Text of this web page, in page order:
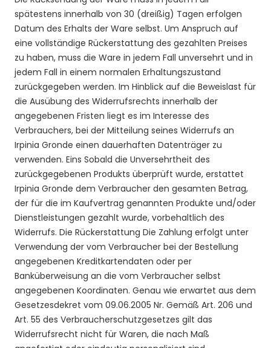
spätestens innerhalb von 30 (dreißig) Tagen erfolgen
Datum des Erhalts der Ware selbst. Um Anspruch auf
eine vollständige Rückerstattung des gezahlten Preises
zu haben, muss die Ware in jedem Fall unversehrt und in
jedem Fall in einem normalen Erhaltungszustand
zurückgegeben werden. Im Hinblick auf die Beweislast für
die Ausübung des Widerrufsrechts innerhalb der
angegebenen Fristen liegt es im Interesse des
Verbrauchers, bei der Mitteilung seines Widerrufs an
Irpinia Gronde einen dauerhaften Datenträger zu
verwenden. Eins Sobald die Unversehrtheit des
zurückgegebenen Produkts überprüft wurde, erstattet
Irpinia Gronde dem Verbraucher den gesamten Betrag,
der für die im Kaufvertrag genannten Produkte und/oder
Dienstleistungen gezahlt wurde, vorbehaltlich des
Widerrufs. Die Rückerstattung Die Zahlung erfolgt unter
Verwendung der vom Verbraucher bei der Bestellung
angegebenen Kreditkartendaten oder per
Banküberweisung an die vom Verbraucher selbst
angegebenen Koordinaten. Genau wie erwartet aus dem
Gesetzesdekret vom 09.06.2005 Nr. Gemäß Art. 206 und
Art. 55 des Verbraucherschutzgesetzes gilt das
Widerrufsrecht nicht für Waren, die nach Maß